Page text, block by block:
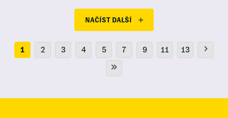
NAČÍST DALŠÍ
1 2 3 4 5 7 9 11 13